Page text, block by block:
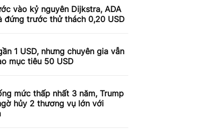
vào kỷ nguyên Dijkstra, ADA
đứng trước thử thách 0,20 USD
1 USD, nhưng chuyên gia vẫn
mục tiêu 50 USD
mức thấp nhất 3 năm, Trump
hủy 2 thương vụ lớn với